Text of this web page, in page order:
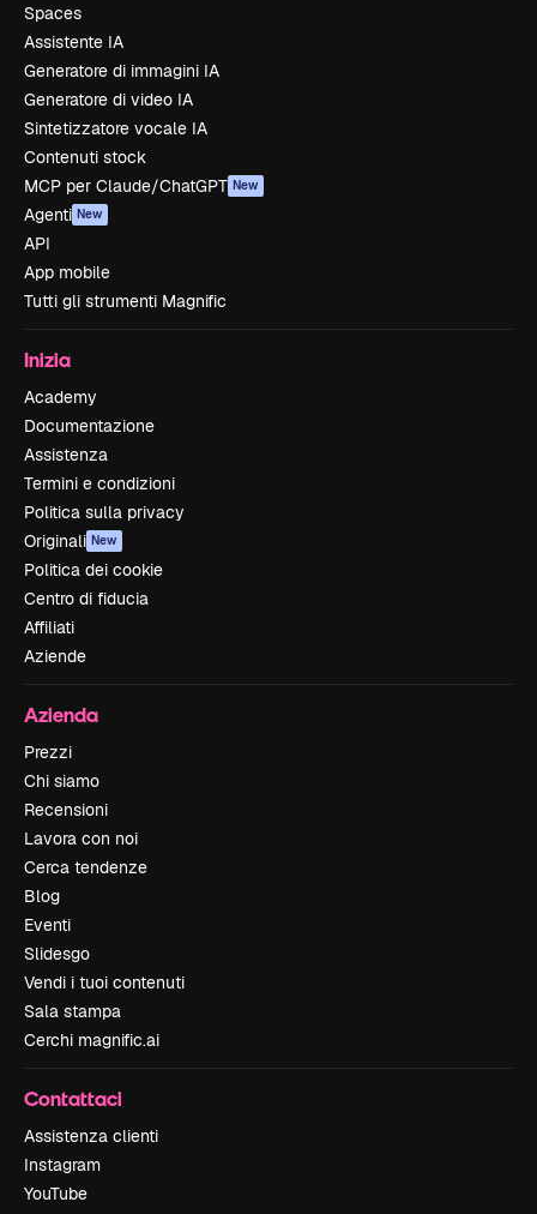
Spaces
Assistente IA
Generatore di immagini IA
Generatore di video IA
Sintetizzatore vocale IA
Contenuti stock
MCP per Claude/ChatGPT New
Agenti New
API
App mobile
Tutti gli strumenti Magnific
Inizia
Academy
Documentazione
Assistenza
Termini e condizioni
Politica sulla privacy
Originali New
Politica dei cookie
Centro di fiducia
Affiliati
Aziende
Azienda
Prezzi
Chi siamo
Recensioni
Lavora con noi
Cerca tendenze
Blog
Eventi
Slidesgo
Vendi i tuoi contenuti
Sala stampa
Cerchi magnific.ai
Contattaci
Assistenza clienti
Instagram
YouTube